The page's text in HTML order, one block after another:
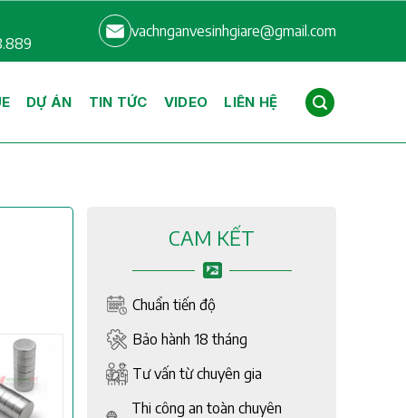
vachnganvesinhgiare@gmail.com
DỰ ÁN TIN TỨC VIDEO LIÊN HỆ
CAM KẾT
Chuẩn tiến độ
Bảo hành 18 tháng
Tư vấn từ chuyên gia
Thi công an toàn chuyên